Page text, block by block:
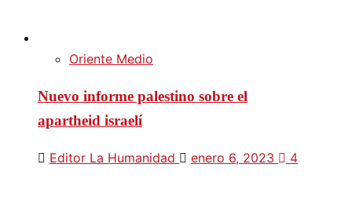
Oriente Medio
Nuevo informe palestino sobre el
apartheid israelí
Editor La Humanidad enero 6, 2023 4